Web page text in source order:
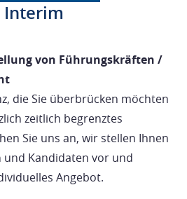
Interim
von Führungskräften /
die Sie überbrücken möchten
zeitlich begrenztes
Sie uns an, wir stellen Ihnen
Kandidaten vor und
Angebot.